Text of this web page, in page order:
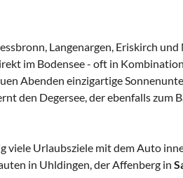
Langenargen, Eriskirch
im Bodensee - oft in
Abenden einzigartige
den Degersee, der ebenfalls zum
viele Urlaubsziele mit dem Auto
in Uhldingen, der Affenberg in